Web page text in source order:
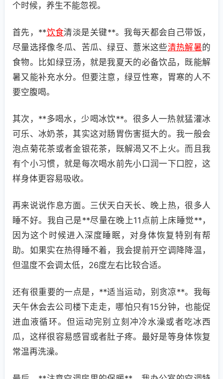
个时候，养生不能忽视。
首先，**饮食清淡是关键**。我每天都会自己带饭，
尽量选择像冬瓜、苦瓜、绿豆、薏米这些清热解暑的
食物。比如绿豆汤，就是我夏天的必备饮品，既能解
暑又能补充水分。但要注意，绿豆性寒，胃寒的人不
要空腹喝。
其次，**多喝水，少喝冰饮**。很多人一热就猛灌冰
可乐、冰奶茶，其实这对肠胃伤害挺大的。我一般会
泡点菊花茶或者金银花茶，既解渴又不上火。而且我
有个小习惯，就是每次喝水前先小口润一下口腔，这
样身体更容易吸收。
再来说说作息方面。三伏天白天长、晚上热，很多人
睡不好。我自己是**尽量在晚上11点前上床睡觉**，
因为这个时候进入深度睡眠，对身体恢复特别有帮
助。如果实在热得睡不着，我会提前开空调降降温，
但温度不会调太低，26度左右比较合适。
还有很重要的一点是，**适当运动，别贪凉**。我每
天午休会去公司楼下走走，哪怕只有15分钟，也能促
进血液循环。但运动完别立刻冲冷水澡或者吃冰西
瓜，这样很容易感冒或者肚子疼。最好是等身体恢复
常温再洗澡。